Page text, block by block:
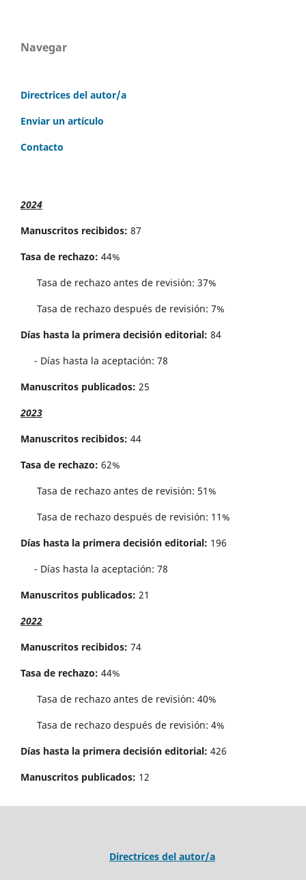
Navegar
Directrices del autor/a
Enviar un artículo
Contacto
2024
Manuscritos recibidos: 87
Tasa de rechazo: 44%
Tasa de rechazo antes de revisi´on: 37%
Tasa de rechazo después de revisión: 7%
Días hasta la primera decisión editorial: 84
- Días hasta la aceptación: 78
Manuscritos publicados: 25
2023
Manuscritos recibidos: 44
Tasa de rechazo: 62%
Tasa de rechazo antes de revisi´on: 51%
Tasa de rechazo después de revisión: 11%
Días hasta la primera decisión editorial: 196
- Días hasta la aceptación: 78
Manuscritos publicados: 21
2022
Manuscritos recibidos: 74
Tasa de rechazo: 44%
Tasa de rechazo antes de revisi´on: 40%
Tasa de rechazo después de revisión: 4%
Días hasta la primera decisión editorial: 426
Manuscritos publicados: 12
Directrices del autor/a